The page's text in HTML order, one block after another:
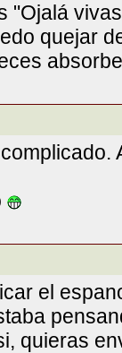
"Ojalá
quejar
el
quieras